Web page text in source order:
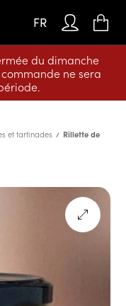
du dimanche
ne sera
FR
et tartinades
Rillette de